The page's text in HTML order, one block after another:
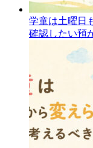
学童は土曜日
確認したい預